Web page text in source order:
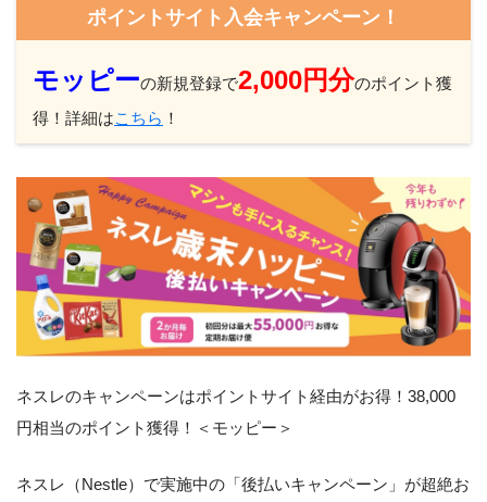
ポイントサイト入会キャンペーン！
モッピーの新規登録で2,000円分のポイント獲
得！詳細はこちら ！
ネスレのキャンペーンはポイントサイト経由がお得！38,000
円相当のポイント獲得！＜モッピー＞
ネスレ（Nestle）で実施中の「後払いキャンペーン」が超絶お